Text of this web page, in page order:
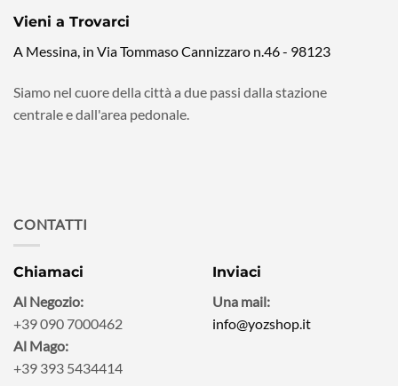
Vieni a Trovarci
A Messina, in Via Tommaso Cannizzaro n.46 - 98123
Siamo nel cuore della città a due passi dalla stazione
centrale e dall'area pedonale.
CONTATTI
Chiamaci
Al Negozio:
+39 090 7000462
Al Mago:
+39 393 5434414
Inviaci
Una mail:
info@yozshop.it